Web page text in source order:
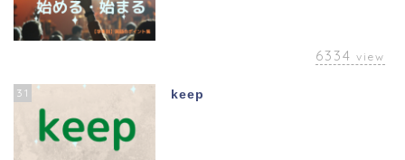
6334 view
31 keep